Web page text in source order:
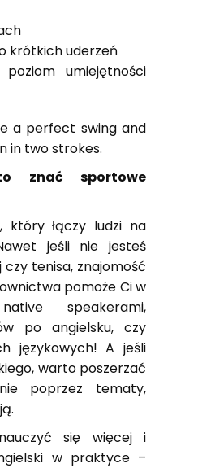
krótkich uderzeń
umiejętności
a perfect swing and
in two strokes.
znać sportowe
łączy ludzi na
jeśli nie jesteś
czy tenisa, znajomość
pomoże Ci w
speakerami,
po angielsku, czy
językowych! A jeśli
warto poszerzać
poprzez tematy,
się więcej i
w praktyce –